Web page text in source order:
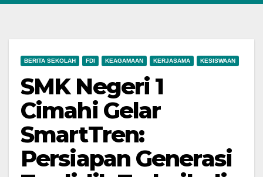
BERITA SEKOLAH FDI KEAGAMAAN KERJASAMA KESISWAAN
SMK Negeri 1
Cimahi Gelar
SmartTren:
Persiapan Generasi